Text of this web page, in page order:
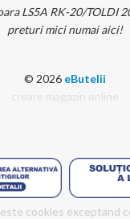
LS5A RK-20/TOLDI
preturi mici numai aici!
© 2026 eButelii
creare magazin online
cookies exceptand